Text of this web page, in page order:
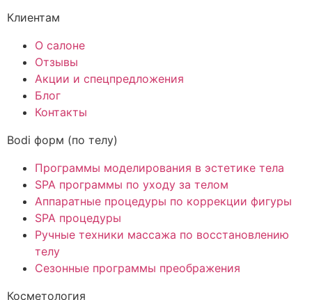
Клиентам
О салоне
Отзывы
Акции и спецпредложения
Блог
Контакты
Bodi форм (по телу)
Программы моделирования в эстетике тела
SPA программы по уходу за телом
Аппаратные процедуры по коррекции фигуры
SPA процедуры
Ручные техники массажа по восстановлению
телу
Сезонные программы преображения
Косметология